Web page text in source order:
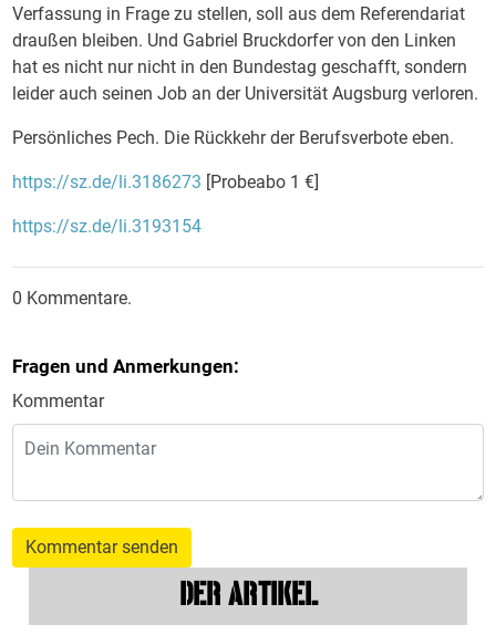
Verfassung in Frage zu stellen, soll aus dem Referendariat
draußen bleiben. Und Gabriel Bruckdorfer von den Linken
hat es nicht nur nicht in den Bundestag geschafft, sondern
leider auch seinen Job an der Universität Augsburg verloren.
Persönliches Pech. Die Rückkehr der Berufsverbote eben.
https://sz.de/li.3186273 [Probeabo 1 €]
https://sz.de/li.3193154
0 Kommentare.
Fragen und Anmerkungen:
Kommentar
Kommentar senden
DER ARTIKEL